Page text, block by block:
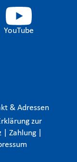
YouTube
& Adressen
zur
Zahlung